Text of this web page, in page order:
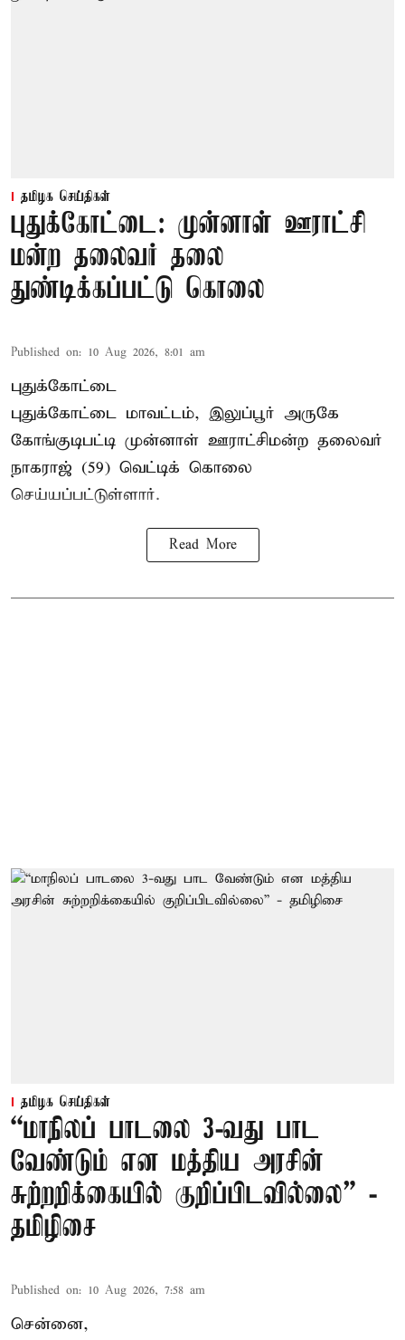
தமிழக செய்திகள்
புதுக்கோட்டை: முன்னாள் ஊராட்சி
மன்ற தலைவர் தலை
துண்டிக்கப்பட்டு கொலை
Published on: 10 Aug 2026, 8:01 am
புதுக்கோட்டை
புதுக்கோட்டை மாவட்டம், இலுப்பூர் அருகே
கோங்குடிபட்டி முன்னாள் ஊராட்சிமன்ற தலைவர்
நாகராஜ் (59) வெட்டிக் கொலை
செய்யப்பட்டுள்ளார்.
Read More
தமிழக செய்திகள்
“மாநிலப் பாடலை 3-வது பாட
வேண்டும் என மத்திய அரசின்
சுற்றறிக்கையில் குறிப்பிடவில்லை” -
தமிழிசை
Published on: 10 Aug 2026, 7:58 am
சென்னை,